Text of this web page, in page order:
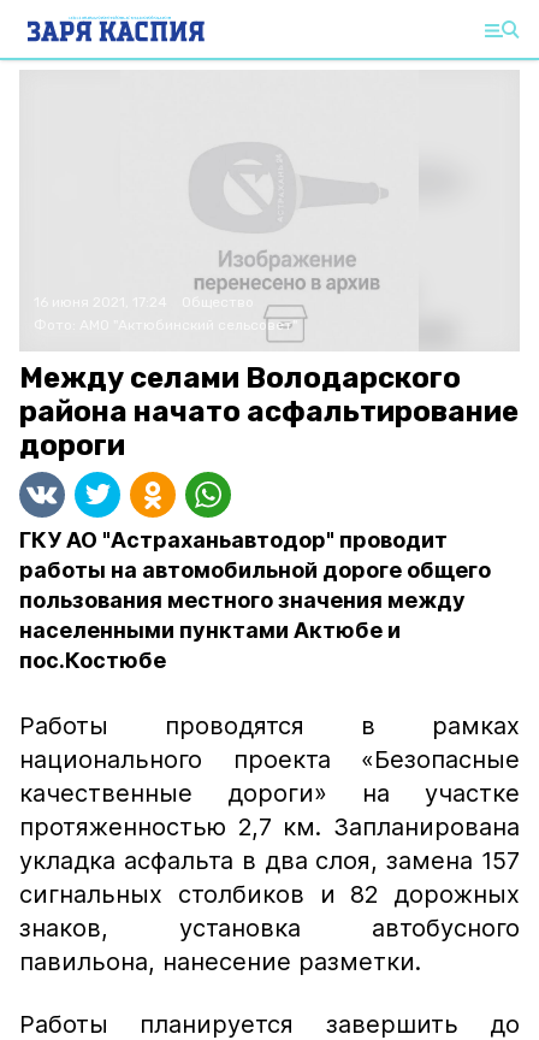
АМО "Актюбинский сельсовет"
Между селами Володарского
района начато асфальтирование
дороги
ГКУ АО "Астраханьавтодор" проводит
работы на автомобильной дороге общего
пользования местного значения между
населенными пунктами Актюбе и
пос.Костюбе
Работы проводятся в рамках
национального проекта «Безопасные
качественные дороги» на участке
протяженностью 2,7 км. Запланирована
укладка асфальта в два слоя, замена 157
сигнальных столбиков и 82 дорожных
знаков, установка автобусного
павильона, нанесение разметки.
Работы планируется завершить до